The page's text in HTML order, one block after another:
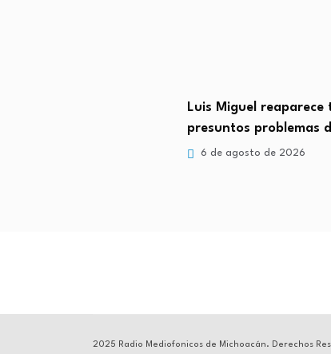
Así es Jean Grey, el
Sadie…
5 de agosto de 2026
2025 Radio Mediofonicos de Michoacán. Derechos